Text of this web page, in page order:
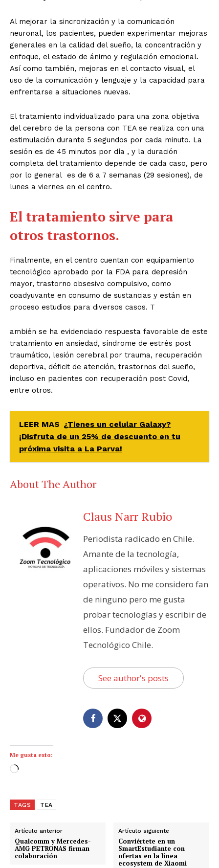
Al mejorar la sincronización y la comunicación
neuronal, los pacientes, pueden experimentar mejoras
generales en la calidad del sueño, la concentración y
enfoque, el estado de ánimo y regulación emocional.
Así como también, mejoras en el contacto visual, el
uso de la comunicación y lenguaje y la capacidad para
enfrentarse a situaciones nuevas.
El tratamiento individualizado para una zona objetiva
del cerebro de la persona con TEA se realiza con una
estimulación durante 5 segundos por cada minuto. La
sesión es de 45 minutos por día , y la duración
completa del tratamiento depende de cada caso, pero
por lo general es de 6 a 7 semanas (29 sesiones), de
lunes a viernes en el centro.
El tratamiento sirve para
otros trastornos.
Finalmente, en el centro cuentan con equipamiento
tecnológico aprobado por la FDA para depresión
mayor, trastorno obsesivo compulsivo, como
coadyuvante en consumo de sustancias y están en
proceso estudios para diversos casos. T
ambién se ha evidenciado respuesta favorable de este
tratamiento en ansiedad, síndrome de estrés post
traumático, lesión cerebral por trauma, recuperación
deportiva, déficit de atención, trastornos del sueño,
incluso en pacientes con recuperación post Covid,
entre otros.
LEER MAS ¿Tienes un celular Galaxy?
¡Disfruta de un 25% de descuento en tu
próxima visita a La Parva!
About The Author
Claus Narr Rubio
Periodista radicado en Chile.
Amante de la tecnología,
aplicaciones móviles y sistemas
operativos. No me considero fan
de ninguno pero me gusta
probar tecnologías y escribir de
ellos. Fundador de Zoom
Tecnológico Chile.
See author's posts
Me gusta esto:
C
g
n
d
o
TAGS TEA
Artículo anterior
Qualcomm y Mercedes-
AMG PETRONAS firman
colaboración
Artículo siguiente
Conviértete en un
SmartEstudiante con
ofertas en la línea
ecosystem de Xiaomi